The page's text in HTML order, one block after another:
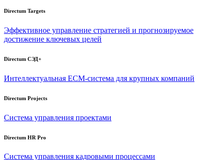
Directum Targets
Эффективное управление стратегией и прогнозируемое
достижение ключевых целей
Directum СЭД+
Интеллектуальная ECM-система для крупных компаний
Directum Projects
Система управления проектами
Directum HR Pro
Система управления кадровыми процессами